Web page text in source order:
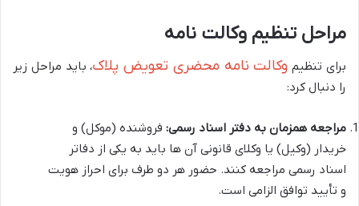
مراحل تنظیم وکالت نامه
برای تنظیم وکالت نامه محضری تعویض پلاک، باید مراحل زیر
را دنبال کرد:
مراجعه همزمان به دفتر اسناد رسمی: فروشنده (موکل) و
خریدار (وکیل) یا وکلای قانونی آن ها باید به یکی از دفاتر
اسناد رسمی مراجعه کنند. حضور هر دو طرف برای احراز هویت
و تأیید توافق الزامی است.